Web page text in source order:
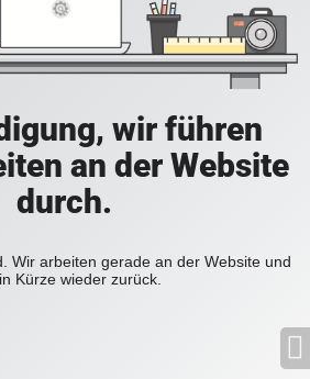
wir führen
an der Website
durch.
Wir arbeiten gerade an der Website und
Kürze wieder zurück.